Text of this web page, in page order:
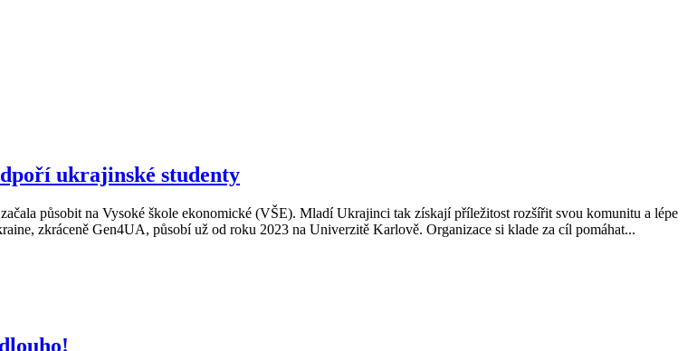
ukrajinské studenty
působit na Vysoké škole ekonomické (VŠE). Mladí Ukrajinci tak získají příležitost rozšířit svou komunitu a lépe
zkráceně Gen4UA, působí už od roku 2023 na Univerzitě Karlově. Organizace si klade za cíl pomáhat...